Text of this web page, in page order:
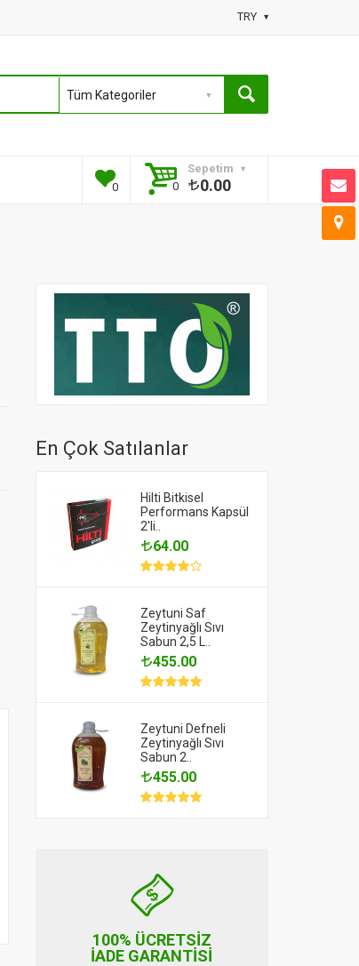
TRY
0
Sepetim
0
0.00
En Çok Satılanlar
Hilti Bitkisel
Performans Kapsül
2'li..
64.00
Zeytuni Saf
Zeytinyağlı Sıvı
Sabun 2,5 L..
455.00
Zeytuni Defneli
Zeytinyağlı Sıvı
Sabun 2..
455.00
100% ÜCRETSİZ
İADE GARANTİSİ